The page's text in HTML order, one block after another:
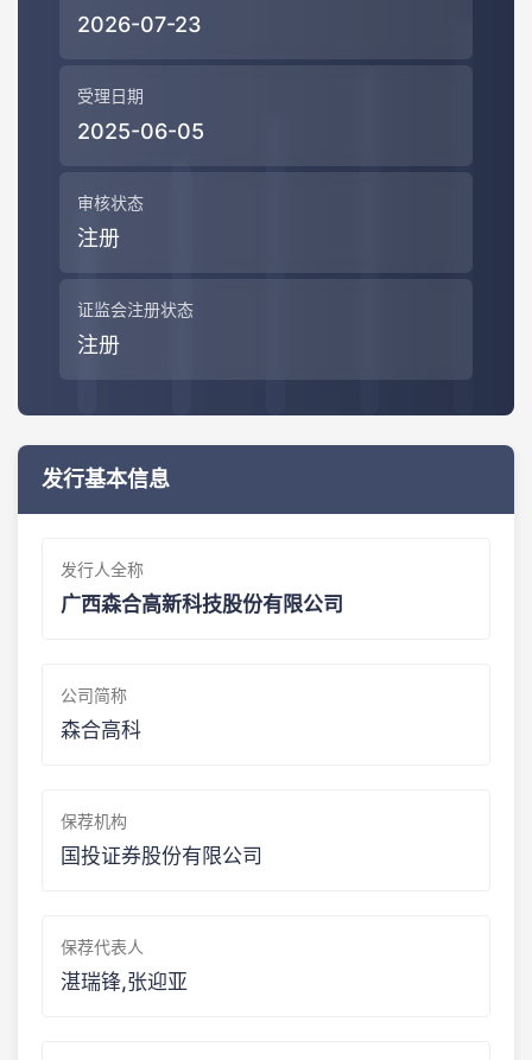
2026-07-23
受理日期
2025-06-05
审核状态
注册
证监会注册状态
注册
发行基本信息
发行人全称
广西森合高新科技股份有限公司
公司简称
森合高科
保荐机构
国投证券股份有限公司
保荐代表人
湛瑞锋,张迎亚